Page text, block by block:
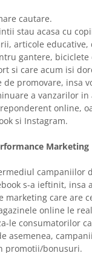
cautare.
stau acasa cu
articole
gantere,
si care acum isi
promovare, insa
a vanzarilor
online,
si Instagram.
Marketing
campaniilor
s-a ieftinit,
marketing care are
online le
le consumatorilor
asemenea,
promotii/bonusuri.